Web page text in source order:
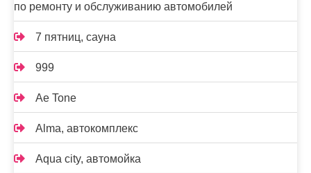
по ремонту и обслуживанию автомобилей
7 пятниц, сауна
999
Ae Tone
Alma, автокомплекс
Aqua city, автомойка